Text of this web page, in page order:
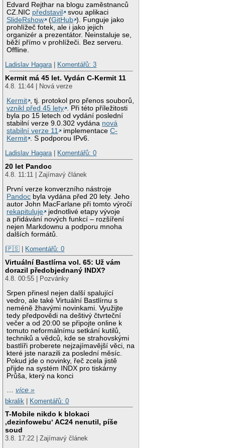
Edvard Rejthar na blogu zaměstnanců
CZ.NIC představil
svou aplikaci
SlideRshow
(GitHub ). Funguje jako
prohlížeč fotek, ale i jako jejich
organizér a prezentátor. Neinstaluje se,
běží přímo v prohlížeči. Bez serveru.
Offline.
Ladislav Hagara| Komentářů: 3
Kermit má 45 let. Vydán C-Kermit 11
4.8. 11:44 | Nová verze
Kermit
, tj. protokol pro přenos souborů,
vznikl před 45 lety
. Při této příležitosti
byla po 15 letech od vydání poslední
stabilní verze 9.0.302 vydána nová
stabilní verze 11
implementaceC-
Kermit
. S podporou IPv6.
Ladislav Hagara| Komentářů: 0
20 let Pandoc
4.8. 11:11 | Zajímavý článek
První verze konverzního nástroje
Pandoc byla vydána před 20 lety. Jeho
autor John MacFarlane při tomto výročí
rekapituluje
jednotlivé etapy vývoje
a přidávání nových funkcí – rozšíření
nejen Markdownu a podporu mnoha
dalších formátů.
|🇵🇸
Komentářů: 0
Virtuální Bastlírna vol. 65: Už vám
dorazil předobjednaný INDX?
4.8. 00:55 | Pozvánky
Srpen přinesl nejen další spalující
vedro, ale také Virtuální Bastlírnu s
neméně žhavými novinkami. Využijte
tedy předpovědi na deštivý čtvrteční
večer a od 20:00 se připojte online k
tomuto neformálnímu setkání kutilů,
techniků a vědců, kde se strahovskými
bastlíři proberete nejzajímavější věci, na
které jste narazili za poslední měsíc.
Pokud jde o novinky, řeč zcela jistě
přijde na systém INDX pro tiskárny
Průša, který na konci
…více »
bkralik | Komentářů: 0
T-Mobile nikdo k blokaci
‚dezinfowebu‘ AC24 nenutil, píše
soud
3.8. 17:22 | Zajímavý článek